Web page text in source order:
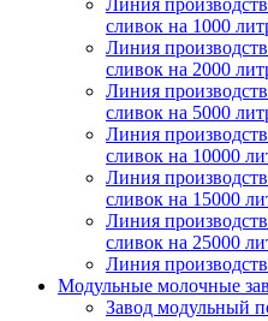
сливок на 1000
Линия
сливок на 2000
Линия
сливок на 5000
Линия
сливок на 10000
Линия
сливок на 15000
Линия
сливок на 25000
Линия
Модульные молочные
Завод модульный